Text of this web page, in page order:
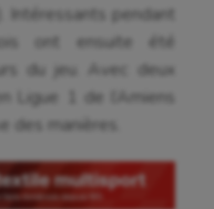
Intéressants pendant
ont ensuite été
du jeu. Avec deux
Ligue 1 de l’Amiens
des manières.